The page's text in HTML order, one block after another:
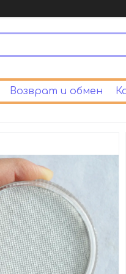
Возврат и обмен